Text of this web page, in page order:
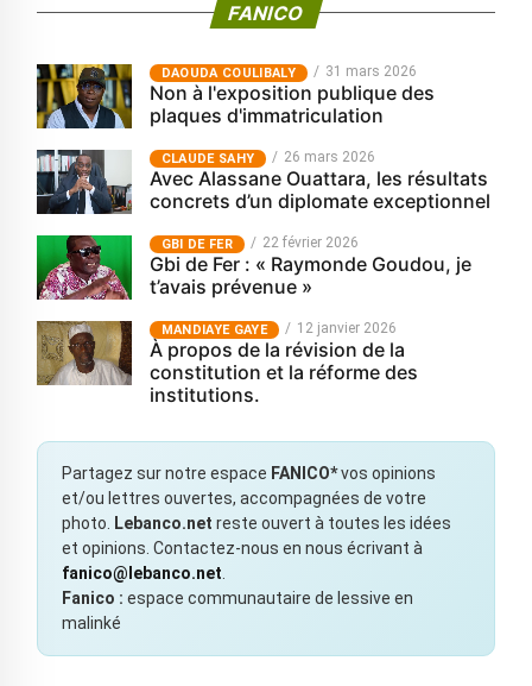
FANICO
‎DAOUDA COULIBALY 31 mars 2026
Non à l'exposition publique des
plaques d'immatriculation
CLAUDE SAHY 26 mars 2026
Avec Alassane Ouattara, les résultats
concrets d’un diplomate exceptionnel
GBI DE FER 22 février 2026
Gbi de Fer : « Raymonde Goudou, je
t’avais prévenue »
MANDIAYE GAYE 12 janvier 2026
À propos de la révision de la
constitution et la réforme des
institutions.
Partagez sur notre espace FANICO*vos opinions
et/ou lettres ouvertes, accompagnées de votre
photo.
Lebanco.net reste ouvert à toutes les idées
et opinions. Contactez-nous en nous écrivant à
fanico@lebanco.net
Fanico : espace communautaire de lessive en
malinké